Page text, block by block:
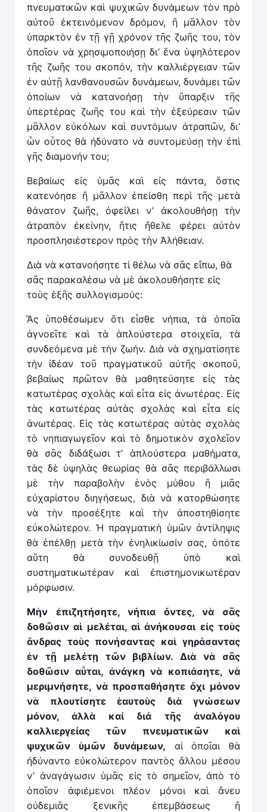
πνευματικῶν καὶ ψυχικῶν δυνάμεων τὸν πρὸ
αὐτοῦ ἐκτεινόμενον δρόμον, ἢ μᾶλλον τὸν
ὑπαρκτὸν ἐν τῇ γῇ χρόνον τῆς ζωῆς του, τὸν
ὁποῖον νὰ χρησιμοποιήσῃ δι’ ἕνα ὑψηλότερον
τῆς ζωῆς του σκοπόν, τὴν καλλιέργειαν τῶν
ἐν αὐτῇ λανθανουσῶν δυνάμεων, δυνάμει τῶν
ὁποίων νὰ κατανοήσῃ τὴν ὕπαρξιν τῆς
ὑπερτέρας ζωῆς του καὶ τὴν ἐξεύρεσιν τῶν
μᾶλλον εὐκόλων καὶ συντόμων ἀτραπῶν, δι’
ὧν οὗτος θὰ ἠδύνατο νὰ συντομεύσῃ τὴν ἐπὶ
γῆς διαμονήν του;
Βεβαίως εἰς ὑμᾶς καὶ εἰς πάντα, ὅστις
κατενόησε ἢ μᾶλλον ἐπείσθη περὶ τῆς μετὰ
θάνατον ζωῆς, ὀφείλει ν’ ἀκολουθήσῃ τὴν
ἀτραπὸν ἐκείνην, ἥτις ἤθελε φέρει αὐτὸν
προσπλησιέστερον πρὸς τὴν Ἀλήθειαν.
Διὰ νὰ κατανοήσητε τί θέλω νὰ σᾶς εἴπω, θὰ
σᾶς παρακαλέσω νὰ μὲ ἀκολουθήσητε εἰς
τοὺς ἑξῆς συλλογισμούς:
Ἂς ὑποθέσωμεν ὅτι εἶσθε νήπια, τὰ ὁποῖα
ἀγνοεῖτε καὶ τὰ ἁπλούστερα στοιχεῖα, τὰ
συνδεόμενα μὲ τὴν ζωήν. Διὰ νὰ σχηματίσητε
τὴν ἰδέαν τοῦ πραγματικοῦ αὐτῆς σκοποῦ,
βεβαίως πρῶτον θὰ μαθητεύσητε εἰς τὰς
κατωτέρας σχολὰς καὶ εἶτα εἰς ἀνωτέρας. Εἰς
τὰς κατωτέρας αὐτὰς σχολὰς καὶ εἶτα εἰς
ἀνωτέρας. Εἰς τὰς κατωτέρας αὐτὰς σχολὰς
τὸ νηπιαγωγεῖον καὶ τὸ δημοτικὸν σχολεῖον
θὰ σᾶς διδάξωσι τ’ ἁπλούστερα μαθήματα,
τὰς δὲ ὑψηλὰς θεωρίας θὰ σᾶς περιβάλλωσι
μὲ τὴν παραβολὴν ἑνὸς μύθου ἢ μιᾶς
εὐχαρίστου διηγήσεως, διὰ νὰ κατορθώσητε
νὰ τὴν προσέξητε καὶ τὴν ἀποστηθίσητε
εὐκολώτερον. Ἡ πραγματικὴ ὑμῶν ἀντίληψις
θὰ ἐπέλθῃ μετὰ τὴν ἐνηλικίωσίν σας, ὁπότε
αὕτη θὰ συνοδευθῇ ὑπὸ καὶ
συστηματικωτέραν καὶ ἐπιστημονικωτέραν
μόρφωσιν.
Μὴν ἐπιζητήσητε, νήπια ὄντες, νὰ σᾶς
δοθῶσιν αἱ μελέται, αἱ ἀνήκουσαι εἰς τοὺς
ἄνδρας τοὺς πονήσαντας καὶ γηράσαντας
ἐν τῇ μελέτῃ τῶν βιβλίων. Διὰ νὰ σᾶς
δοθῶσιν αὗται, ἀνάγκη νὰ κοπιάσητε, νὰ
μεριμνήσητε, νὰ προσπαθήσητε ὄχι μόνον
νὰ πλουτίσητε ἑαυτοὺς διὰ γνώσεων
μόνον, ἀλλὰ καί διά τῆς ἀναλόγου
καλλιεργείας τῶν πνευματικῶν καὶ
ψυχικῶν ὑμῶν δυνάμεων, αἱ ὁποῖαι θὰ
ἠδύναντο εὐκολώτερον παντὸς ἄλλου μέσου
ν’ ἀναγάγωσιν ὑμᾶς εἰς τὸ σημεῖον, ἀπὸ τὸ
ὁποῖον ἀφιέμενοι πλέον μόνοι καὶ ἄνευ
οὐδεμιᾶς ξενικῆς ἐπεμβάσεως ἢ